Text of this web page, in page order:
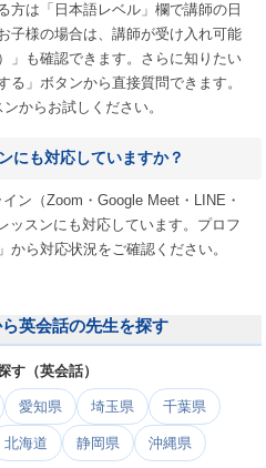
方は「日本語レベル」欄で講師の日
子様の場合は、講師が受け入れ可能
」も確認できます。さらに知りたい
る」ボタンから直接質問できます。
からお試しください。
にも対応していますか？
ン（Zoom・Google Meet・LINE・
ッスンにも対応しています。プロフ
から対応状況をご確認ください。
英会話の先生を探す
す（英会話）
愛知県 埼玉県 千葉県
北海道 静岡県 沖縄県